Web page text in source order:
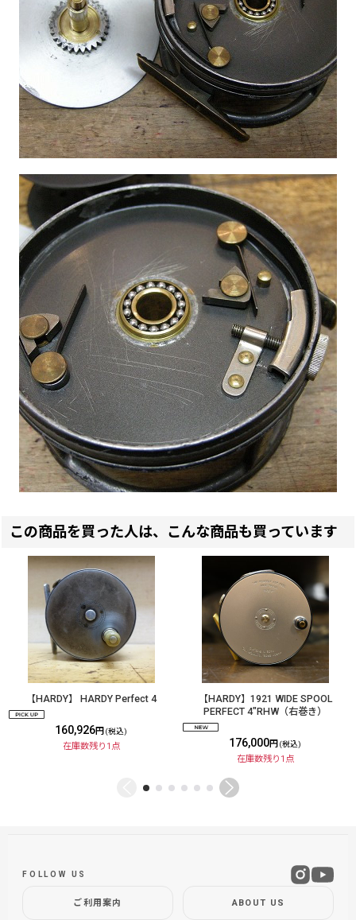
この商品を買った人は、こんな商品も買っています
【HARDY】 HARDY Perfect 4
160,926円 (税込)
在庫数残り1点
【HARDY】1921 WIDE SPOOL
PERFECT 4"RHW（右巻き）
176,000円 (税込)
在庫数残り1点
ご利用案内 ABOUT US
FOLLOW US